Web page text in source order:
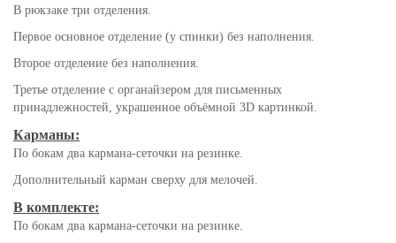
В рюкзаке три отделения.
Первое основное отделение (у спинки) без наполнения.
Второе отделение без наполнения.
Третье отделение с органайзером для письменных
принадлежностей, украшенное объёмной 3D картинкой.
Карманы:
По бокам два кармана-сеточки на резинке.
Дополнительный карман сверху для мелочей.
В комплекте:
По бокам два кармана-сеточки на резинке.